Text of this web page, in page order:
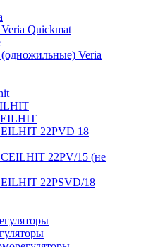
Quickmat
Veria
22PVD 18
22PV/15 (не
22PSVD/18